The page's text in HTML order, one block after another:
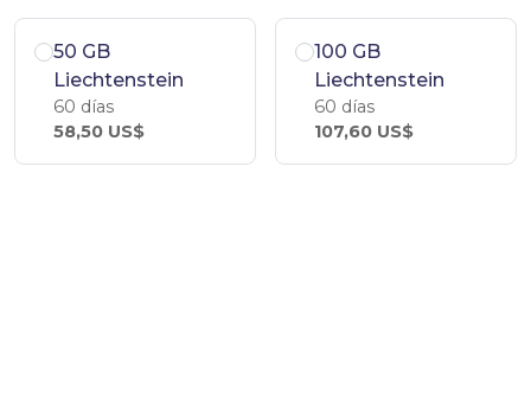
50 GB
Liechtenstein
60 días
58,50 US$
100 GB
Liechtenstein
60 días
107,60 US$